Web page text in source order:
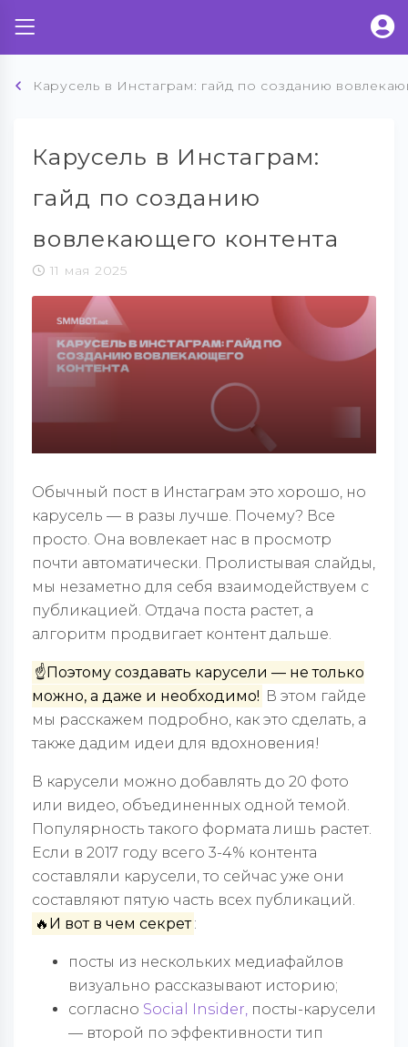
Карусель в Инстаграм: гайд по созданию
Карусель в Инстаграм:
гайд по созданию
вовлекающего контента
11 мая 2025
Обычный пост в Инстаграм это хорошо, но
карусель — в разы лучше. Почему? Все
просто. Она вовлекает нас в просмотр
почти автоматически. Пролистывая слайды,
мы незаметно для себя взаимодействуем с
публикацией. Отдача поста растет, а
алгоритм продвигает контент дальше.
☝️Поэтому создавать карусели — не только
можно, а даже и необходимо! В этом гайде
мы расскажем подробно, как это сделать, а
также дадим идеи для вдохновения!
В карусели можно добавлять до 20 фото
или видео, объединенных одной темой.
Популярность такого формата лишь растет.
Если в 2017 году всего 3-4% контента
составляли карусели, то сейчас уже они
составляют пятую часть всех публикаций.
🔥И вот в чем секрет :
посты из нескольких медиафайлов
визуально рассказывают историю;
согласно Social Insider, посты-карусели
— второй по эффективности тип